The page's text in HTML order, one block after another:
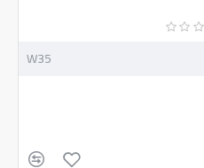
W35